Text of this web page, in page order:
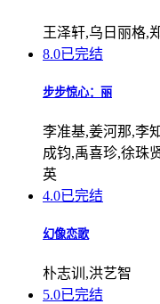
王泽轩,乌日丽格,
8.0已完结
步步惊心：丽
李准基,姜河那,李
成钧,禹喜珍,徐珠
英
4.0已完结
幻像恋歌
朴志训,洪艺智
5.0已完结